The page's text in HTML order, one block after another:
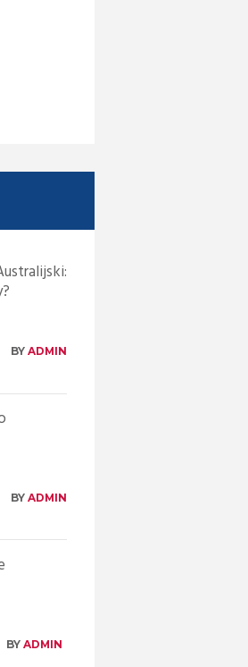
BY ADMIN
BY ADMIN
BY ADMIN